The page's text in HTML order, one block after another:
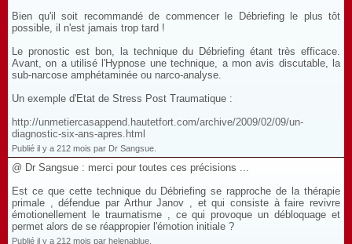
Bien qu'il soit recommandé de commencer le Débriefing le plus tôt
possible, il n'est jamais trop tard !
Le pronostic est bon, la technique du Débriefing étant très efficace.
Avant, on a utilisé l'Hypnose une technique, a mon avis discutable, la
sub-narcose amphétaminée ou narco-analyse.
Un exemple d'Etat de Stress Post Traumatique :
http://unmetiercasappend.hautetfort.com/archive/2009/02/09/un-
diagnostic-six-ans-apres.html
Publié il y a 212 mois par Dr Sangsue.
@ Dr Sangsue : merci pour toutes ces précisions ...
Est ce que cette technique du Débriefing se rapproche de la thérapie
primale , défendue par Arthur Janov , et qui consiste à faire revivre
émotionellement le traumatisme , ce qui provoque un débloquage et
permet alors de se réappropier l'émotion initiale ?
Publié il y a 212 mois par helenablue.